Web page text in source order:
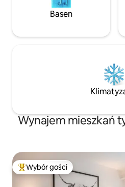
Basen
Wynajem mieszkań
Najpopularniejsze z kategorii
Wybór gości